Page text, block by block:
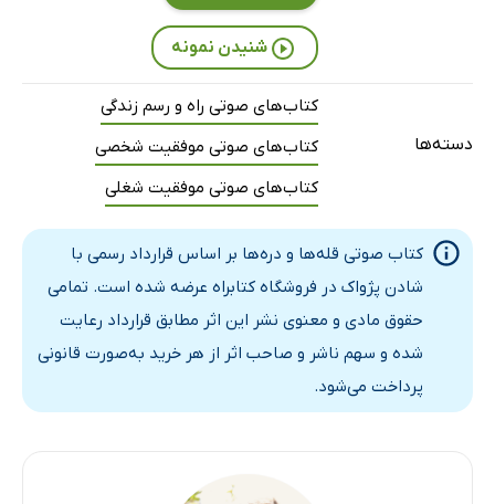
شنیدن نمونه
دسته‌ها
کتاب‌های صوتی راه و رسم زندگی
کتاب‌های صوتی موفقیت شخصی
کتاب‌های صوتی موفقیت شغلی
کتاب صوتی قله‌ها و دره‌ها بر اساس قرارداد رسمی با
شادن پژواک در فروشگاه کتابراه عرضه شده است. تمامی
حقوق مادی و معنوی نشر این اثر مطابق قرارداد رعایت
شده و سهم ناشر و صاحب اثر از هر خرید به‌صورت قانونی
پرداخت می‌شود.